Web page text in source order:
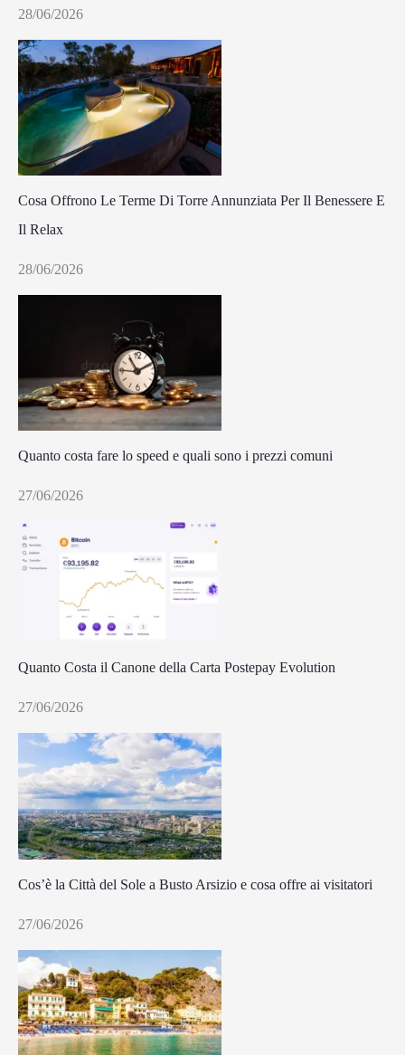
28/06/2026
Cosa Offrono Le Terme Di Torre Annunziata Per Il Benessere E
Il Relax
28/06/2026
Quanto costa fare lo speed e quali sono i prezzi comuni
27/06/2026
Quanto Costa il Canone della Carta Postepay Evolution
27/06/2026
Cos’è la Città del Sole a Busto Arsizio e cosa offre ai visitatori
27/06/2026